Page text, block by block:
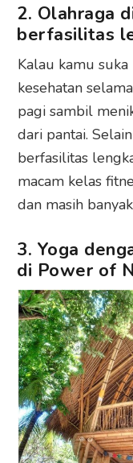
2. Olahraga
berfasilitas
Kalau kamu
kesehatan
pagi sambil
dari pantai.
berfasilitas
macam kelas
dan masih
3. Yoga
di Power of